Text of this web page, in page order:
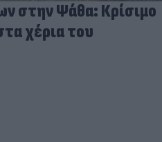
στην Ψάθα: Κρίσιμο
χέρια του